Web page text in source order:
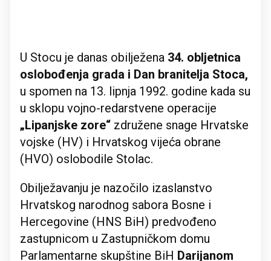
U Stocu je danas obilježena 34. obljetnica
oslobođenja grada i Dan branitelja Stoca,
u spomen na 13. lipnja 1992. godine kada su
u sklopu vojno-redarstvene operacije
„Lipanjske zore“ združene snage Hrvatske
vojske (HV) i Hrvatskog vijeća obrane
(HVO) oslobodile Stolac.
Obilježavanju je nazočilo izaslanstvo
Hrvatskog narodnog sabora Bosne i
Hercegovine (HNS BiH) predvođeno
zastupnicom u Zastupničkom domu
Parlamentarne skupštine BiH Darijanom